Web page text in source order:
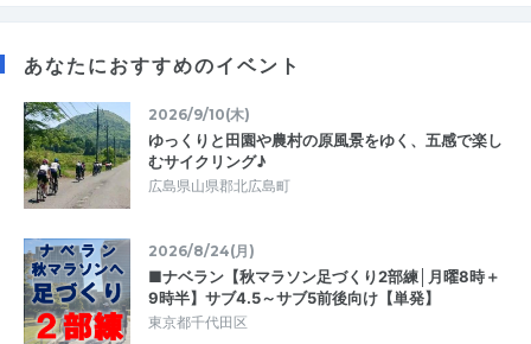
あなたにおすすめのイベント
2026/9/10(木)
ゆっくりと田園や農村の原風景をゆく、五感で楽し
むサイクリング♪
広島県山県郡北広島町
2026/8/24(月)
■ナベラン【秋マラソン足づくり2部練│月曜8時＋
9時半】サブ4.5～サブ5前後向け【単発】
東京都千代田区